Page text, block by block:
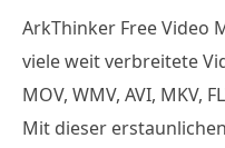
ArkThinker Free Video
viele weit verbreitete
MOV, WMV, AVI, MKV,
Mit dieser